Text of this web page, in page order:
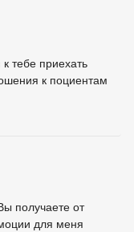
тебе приехать
к поциентам
получаете от
для меня